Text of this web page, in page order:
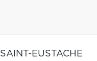
SAINT-EUSTACHE